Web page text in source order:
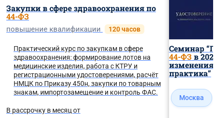
Закупки в сфере здравоохранения по
44-ФЗ
повышение квалификации 120 часов
Практический курс по закупкам в сфере
здравоохранения: формирование лотов на
медицинские изделия, работа с КТРУ и
регистрационными удостоверениями, расчёт
НМЦК по Приказу 450н, закупки по товарным
знакам, импортозамещение и контроль ФАС.
В рассрочку в месяц от
Семинар
44-ФЗ в
изменения
практика”
Москва